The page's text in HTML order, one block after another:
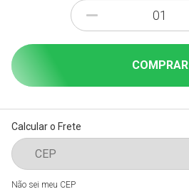
-
COMPRAR
Calcular o Frete
Não sei meu CEP